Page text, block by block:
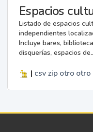
Espacios
Listado de espacios
independientes
Incluye bares,
disquerías, espacios
| csv zip otro otro